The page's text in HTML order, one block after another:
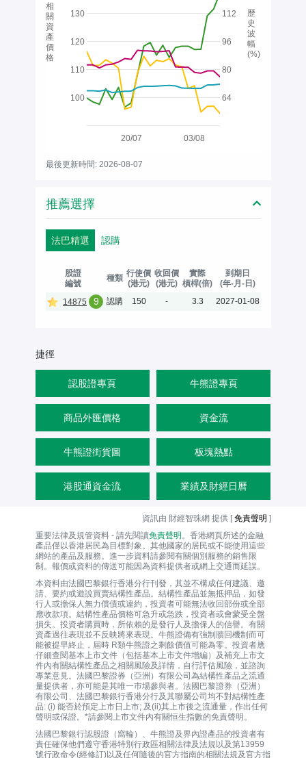
20/07 03/08
100
110
120
130
64
80
96
112
相
關
資
產
價
格
歷
史
波
幅
(%)
最後更新時間: 2026-08-07
推薦選擇
法巴精選 認購
股證
編號
種類 行使價
(港元)
收回價
(港元)
實際
槓桿(倍)
到期日
(年-月-日)
14875
9 認購 150 - 3.3 2027-01-08
捷徑
認股證專頁 牛熊證專頁
商品外匯價格 資金流
牛熊證街貨圖 板塊熱點
港股通資金流 業績及財經日曆
資訊由 財經智珠網 提供 [免責聲明 ]
重要法律及規管資料 - 請先閱讀免責聲明 。香港網頁所述的金融
產品僅以香港居民為目標對象。其他國家的居民或不能使用這些
網站的產品及服務。進一步資料請參閱有關個別服務的銷售限
制。報價或資料的傳送可能因為資料提供者或網上交通而延誤。
本資料由法國巴黎銀行香港分行刊發，其並不構成任何建議、邀
請、要約或遊說買賣結構性產品。結構性產品並無抵押品，如發
行人或擔保人無力償債或違約，投資者可能無法收回部份或全部
應收款項。結構性產品價格可急升或急跌，投資者或會蒙受全盤
損失。投資者購買時，所依賴的是發行人及擔保人的信譽。有關
資產過往表現並不反映將來表現。牛熊證備有強制贖回機制而可
能被提早終止，屆時 R類牛熊證之剩餘價值可能為零。投資者應
仔細查閱基本上市文件（包括基本上市文件增編）及補充上市文
件內有關結構性產品之相關風險及詳情，自行評估風險，並諮詢
專業意見。法國巴黎證券（亞洲）有限公司為結構性產品之流通
量提供者，亦可能是其唯一巿場參與者。法國巴黎證券（亞洲）
有限公司、法國巴黎銀行香港分行及其聯屬公司均不對結構性產
品: (i) 能否於預定上市日上市; 及(ii)其上市後之流通量，作出任何
聲明或保證。*請參閱上市文件內有關恒生指數的免責聲明。
法國巴黎銀行認股證（窩輪）、牛熊證及界內證產品的投資者有
責任確保他們遵守香港特別行政區相關法律及法規以及第13959
號行政命令(經修訂)以及任何隨後的官方指南的相關法規及官方指